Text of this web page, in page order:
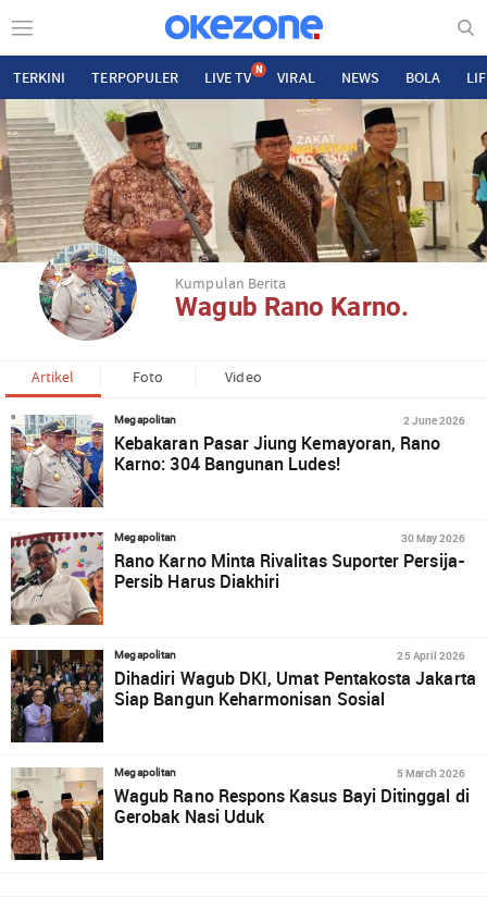
TERKINI TERPOPULER LIVE TV N VIRAL NEWS BOLA
Kumpulan Berita
Wagub Rano Karno.
Artikel Foto Video
Megapolitan 2 June 2026
Kebakaran Pasar Jiung Kemayoran, Rano
Karno: 304 Bangunan Ludes!
Megapolitan 30 May 2026
Rano Karno Minta Rivalitas Suporter Persija-
Persib Harus Diakhiri
Megapolitan 25 April 2026
Dihadiri Wagub DKI, Umat Pentakosta Jakarta
Siap Bangun Keharmonisan Sosial
Megapolitan 5 March 2026
Wagub Rano Respons Kasus Bayi Ditinggal di
Gerobak Nasi Uduk